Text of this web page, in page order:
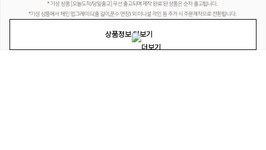
상품정보 더보기